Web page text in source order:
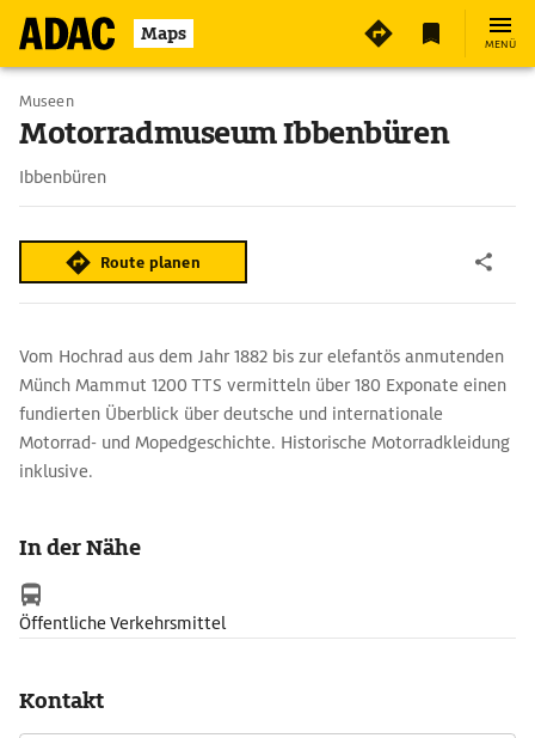
Maps MENÜ
Museen
Motorradmuseum Ibbenbüren
Ibbenbüren
Route planen
Vom Hochrad aus dem Jahr 1882 bis zur elefantös anmutenden
Münch Mammut 1200 TTS vermitteln über 180 Exponate einen
fundierten Überblick über deutsche und internationale
Motorrad- und Mopedgeschichte. Historische Motorradkleidung
inklusive.
In der Nähe
Öffentliche Verkehrsmittel
Kontakt